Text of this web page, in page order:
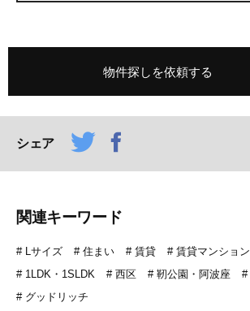
物件探しを依頼する
シェア
関連キーワード
Lサイズ 住まい 賃貸
賃貸マンション
1LDK・1SLDK
西区 靭公園・阿波座
グッドリッチ